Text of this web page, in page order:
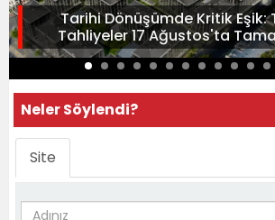
Tarihi Dönüşümde Kritik Eşik:
Tahliyeler 17 Ağustos'ta
Neler Söylendi?
Site